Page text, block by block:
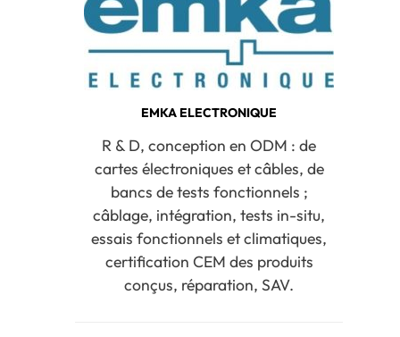
EMKA ELECTRONIQUE
R & D, conception en ODM : de
cartes électroniques et câbles, de
bancs de tests fonctionnels ;
câblage, intégration, tests in-situ,
essais fonctionnels et climatiques,
certification CEM des produits
conçus, réparation, SAV.